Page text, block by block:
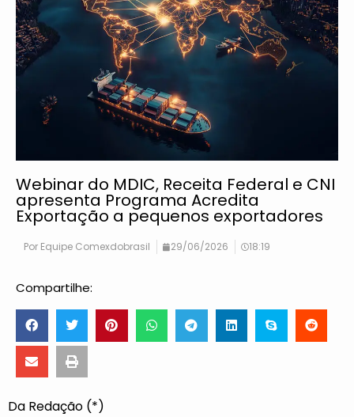
Webinar do MDIC, Receita Federal e CNI
apresenta Programa Acredita
Exportação a pequenos exportadores
Por Equipe Comexdobrasil 29/06/2026 18:19
Compartilhe:
Da Redação (*)